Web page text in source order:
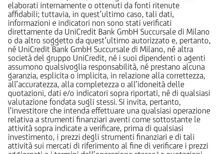
elaborati internamente o ottenuti da fonti ritenute
affidabili; tuttavia, in quest’ultimo caso, tali dati,
informazioni e indicatori non sono stati verificati
direttamente da UniCredit Bank GmbH Succursale di Milano
o da altro soggetto da quest’ultimo autorizzato e, pertanto,
né UniCredit Bank GmbH Succursale di Milano, né altra
società del gruppo UniCredit, né i suoi dipendenti o agenti
assumono qualsivoglia responsabilità, né prestano alcuna
garanzia, esplicita o implicita, in relazione alla correttezza,
all’accuratezza, alla completezza o all’idoneità delle
quotazioni, dati e/o indicatori sopra riportati, né di qualsiasi
valutazione fondata sugli stessi. Si invita, pertanto,
l’investitore che intenda effettuare una qualsiasi operazione
relativa a strumenti finanziari aventi come sottostante le
attività sopra indicate a verificare, prima di qualsiasi
investimento, i prezzi degli strumenti finanziari e di tali
attività sui mercati di riferimento al fine di verificare i prezzi